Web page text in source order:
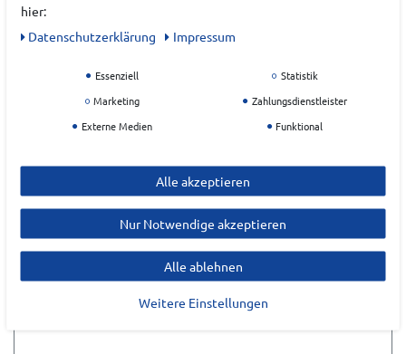
36060Romano d'Ezzelino (VI)
customercare@cmpsport.com
ZULETZT ANGESEHEN
hier:
Daten­schutz­erklärung
Impressum
Essenziell
Statistik
Marketing
Zahlungsdienstleister
Externe Medien
Funktional
Alle akzeptieren
Nur Notwendige akzeptieren
Alle ablehnen
Weitere Einstellungen